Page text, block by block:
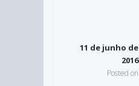
11 de junho de
2016
Posted on